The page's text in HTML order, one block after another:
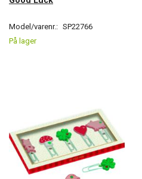
Model/varenr.: SP22766
På lager